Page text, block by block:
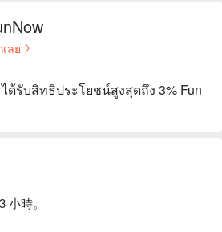
ลย
ด้รับสิทธิประโยชน์สูงสุดถึง 3% Fun
時。